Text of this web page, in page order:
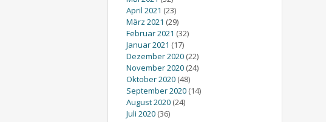
April 2021 (23)
März 2021 (29)
Februar 2021 (32)
Januar 2021 (17)
Dezember 2020 (22)
November 2020 (24)
Oktober 2020 (48)
September 2020 (14)
August 2020 (24)
Juli 2020 (36)